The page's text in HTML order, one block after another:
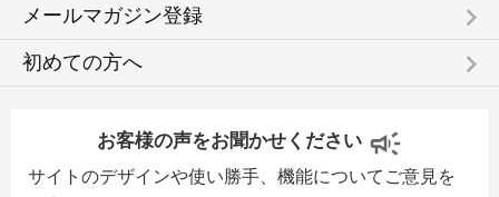
メールマガジン登録 keyboard_arrow_right
初めての方へ keyboard_arrow_right
お客様の声をお聞かせください
サイトのデザインや使い勝手、機能についてご意見を